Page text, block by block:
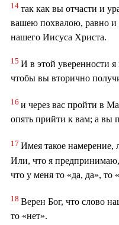
14 так как вы отчасти и
вашею похвалою, равно
нашего Иисуса Христа.
15 И в этой уверенности я
чтобы вы вторично
16 и через вас пройти в
опять прийти к вам; а вы
17 Имея такое намерение,
Или, что я
что у меня то «да, да», то
18 Верен Бог, что слово
то «нет».